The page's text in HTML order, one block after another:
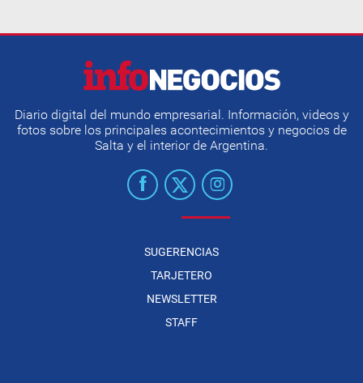
Diario digital del mundo empresarial. Información, videos y
fotos sobre los principales acontecimientos y negocios de
Salta y el interior de Argentina.
SUGERENCIAS
TARJETERO
NEWSLETTER
STAFF